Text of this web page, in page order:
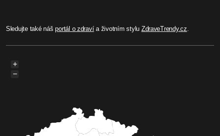
Sledujte také nášportál o zdravía životním stylu ZdraveTrendy.cz
+
−